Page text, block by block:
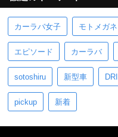
カーラバ女子 モトメガ
エピソード カーラバ
sotoshiru 新型車
pickup 新着